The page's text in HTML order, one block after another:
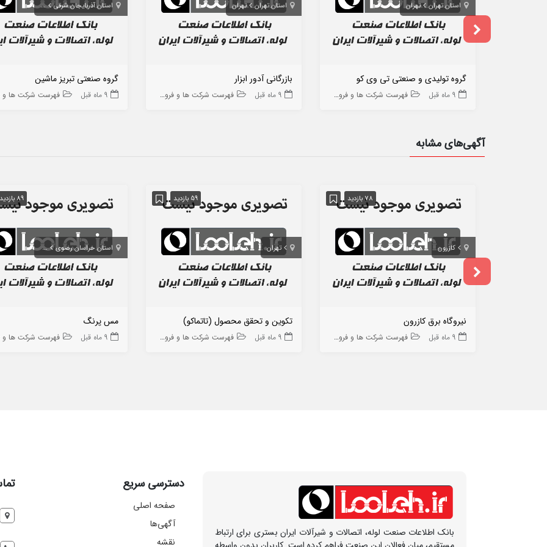
استان تهران تهران
گروه تولیدی و صنعتی تی وی کو
9 ماه قبل فهرست شرکت ها و فروشگاه ها
استان تهران تهران
بازرگانی آدور ابزار
9 ماه قبل فهرست شرکت ها و فروشگاه ها
استان آذربایجان شرقی تبریز
گروه صنعتی تبریز ماشین
9 ماه قبل فهرست شرکت ها و
آگهی‌های مشابه
78 بازدید
کازرون
نیروگاه برق کازرون
9 ماه قبل فهرست شرکت ها و فروشگاه ها
59 بازدید
تهران
تکوین و تحقق محصول (تاتماکو)
9 ماه قبل فهرست شرکت ها و فروشگاه ها
89 بازدید
استان خراسان رضوی مشهد
مس پرنگ
9 ماه قبل فهرست شرکت ها و
بانک اطلاعات صنعت لوله، اتصالات و شیرآلات ایران بستری برای ارتباط
دسترسی سریع
صفحه اصلی
آگهی‌ها
نقشه